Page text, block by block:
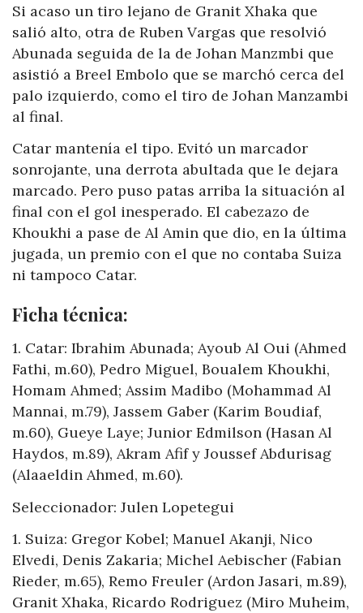
Si acaso un tiro lejano de Granit Xhaka que
salió alto, otra de Ruben Vargas que resolvió
Abunada seguida de la de Johan Manzmbi que
asistió a Breel Embolo que se marchó cerca del
palo izquierdo, como el tiro de Johan Manzambi
al final.
Catar mantenía el tipo. Evitó un marcador
sonrojante, una derrota abultada que le dejara
marcado. Pero puso patas arriba la situación al
final con el gol inesperado. El cabezazo de
Khoukhi a pase de Al Amin que dio, en la última
jugada, un premio con el que no contaba Suiza
ni tampoco Catar.
Ficha técnica:
1. Catar: Ibrahim Abunada; Ayoub Al Oui (Ahmed
Fathi, m.60), Pedro Miguel, Boualem Khoukhi,
Homam Ahmed; Assim Madibo (Mohammad Al
Mannai, m.79), Jassem Gaber (Karim Boudiaf,
m.60), Gueye Laye; Junior Edmilson (Hasan Al
Haydos, m.89), Akram Afif y Joussef Abdurisag
(Alaaeldin Ahmed, m.60).
Seleccionador: Julen Lopetegui
1. Suiza: Gregor Kobel; Manuel Akanji, Nico
Elvedi, Denis Zakaria; Michel Aebischer (Fabian
Rieder, m.65), Remo Freuler (Ardon Jasari, m.89),
Granit Xhaka, Ricardo Rodriguez (Miro Muheim,